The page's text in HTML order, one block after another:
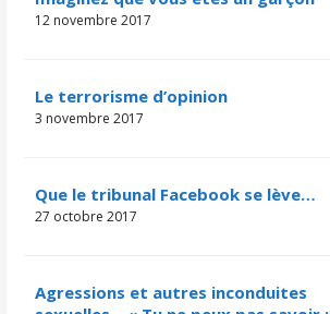
12 novembre 2017
Le terrorisme d’opinion
3 novembre 2017
Que le tribunal Facebook se lève…
27 octobre 2017
Agressions et autres inconduites